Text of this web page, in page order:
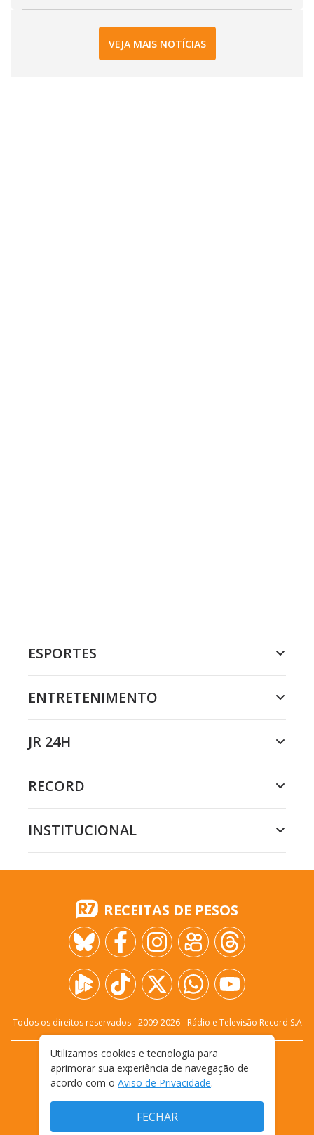
VEJA MAIS NOTÍCIAS
ESPORTES
ENTRETENIMENTO
JR 24H
RECORD
INSTITUCIONAL
RECEITAS DE PESOS
Todos os direitos reservados - 2009-2026- Rádio e Televisão Record S.A
FALE CONOSCO
PRIVACIDADE
TERMOS E CONDIÇÕES DE USO
Utilizamos cookies e tecnologia para
aprimorar sua experiência de navegação de
acordo com o Aviso de Privacidade.
FECHAR